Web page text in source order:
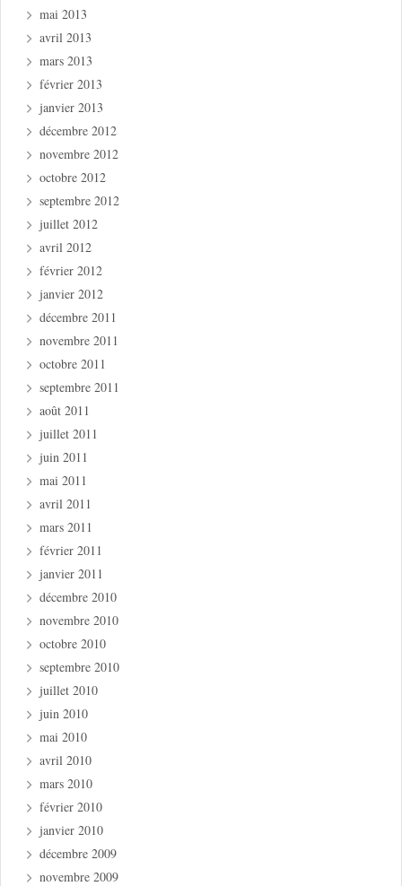
mai 2013
avril 2013
mars 2013
février 2013
janvier 2013
décembre 2012
novembre 2012
octobre 2012
septembre 2012
juillet 2012
avril 2012
février 2012
janvier 2012
décembre 2011
novembre 2011
octobre 2011
septembre 2011
août 2011
juillet 2011
juin 2011
mai 2011
avril 2011
mars 2011
février 2011
janvier 2011
décembre 2010
novembre 2010
octobre 2010
septembre 2010
juillet 2010
juin 2010
mai 2010
avril 2010
mars 2010
février 2010
janvier 2010
décembre 2009
novembre 2009